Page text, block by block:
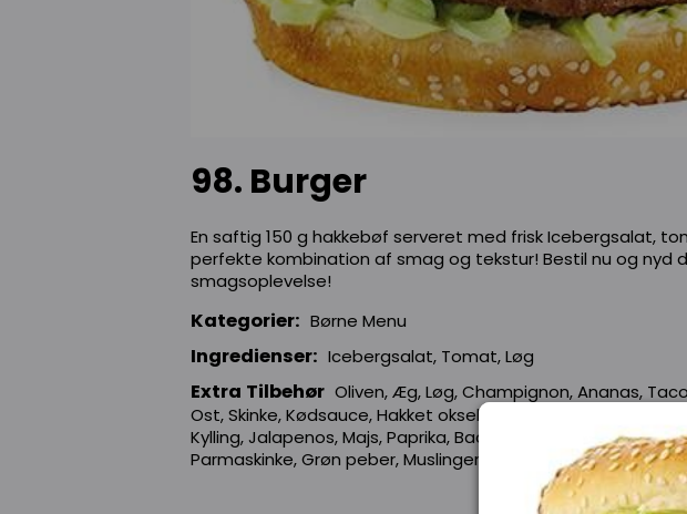
98. Burger
En saftig 150 g hakkebøf serveret med frisk Icebergsalat,
perfekte kombination af smag og tekstur! Bestil nu og nyd
smagsoplevelse!
Kategorier: Børne Menu
Ingredienser: Icebergsalat, Tomat, Løg
Extra Tilbehør Oliven, Æg, Løg, Champignon, Ananas,
Ost, Skinke, Kødsauce, Hakket oksekød, Tunfisk, Pepperoni,
Kylling, Jalapenos, Majs, Paprika, Bacon, Cocktailpølser,
Parmaskinke, Grøn peber, Muslinger, Kebabkød, Salat +